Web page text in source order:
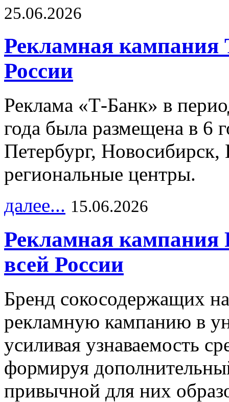
25.06.2026
Рекламная кампания
России
Реклама «Т-Банк» в
года была размещена в 6
Петербург,
региональные центры.
далее... 15.06.2026
Рекламная
всей России
Бренд сокосодержащих
рекламную кампанию в
усиливая узнаваемость
формируя
привычной для них